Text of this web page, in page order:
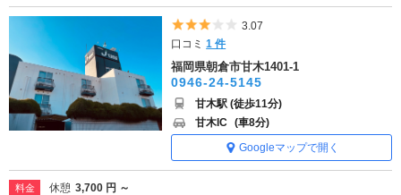
5つ星のうち3
3.07
口コミ1 件
福岡県朝倉市甘木1401-1
0946-24-5145
甘木駅 (徒歩11分)
甘木IC (車8分)
Googleマップで開く
料金 休憩 3,700 円 ～